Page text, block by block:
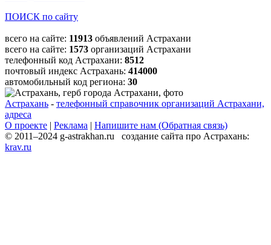
ПОИСК по сайту
всего на сайте: 11913 объявлений Астрахани
всего на сайте: 1573 организаций Астрахани
телефонный код Астрахани: 8512
почтовый индекс Астрахань: 414000
автомобильный код региона: 30
Астрахань - телефонный справочник организаций Астрахани,
адреса
О проекте | Реклама | Напишите нам (Обратная связь)
© 2011–2024 g-astrakhan.ru создание сайта про Астрахань:
krav.ru